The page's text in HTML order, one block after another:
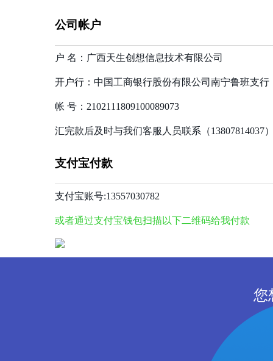
公司帐户
户 名：广西天生创想信息技术有限公司
开户行：中国工商银行股份有限公司南宁鲁班支行
帐 号：2102111809100089073
汇完款后及时与我们客服人员联系（13807814037
支付宝付款
支付宝账号:13557030782
或者通过支付宝钱包扫描以下二维码给我付款
您